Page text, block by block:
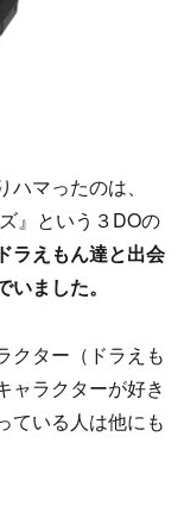
マったのは、
』という３DOの
ラえもん達と出会
ました。
クター（ドラえも
ャラクターが好き
ている人は他にも